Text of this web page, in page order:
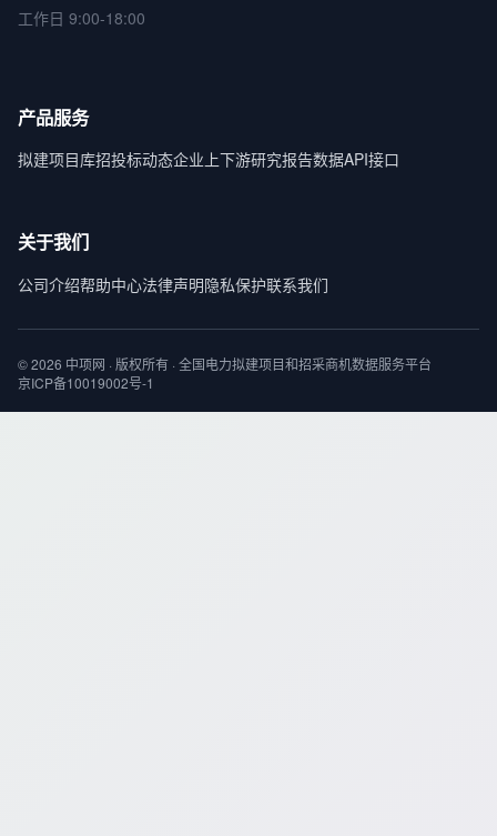
工作日 9:00-18:00
产品服务
拟建项目库招投标动态企业上下游研究报告数据API接口
关于我们
公司介绍帮助中心法律声明隐私保护联系我们
© 2026 中项网 · 版权所有 · 全国电力拟建项目和招采商机数据服务平台
京ICP备10019002号-1